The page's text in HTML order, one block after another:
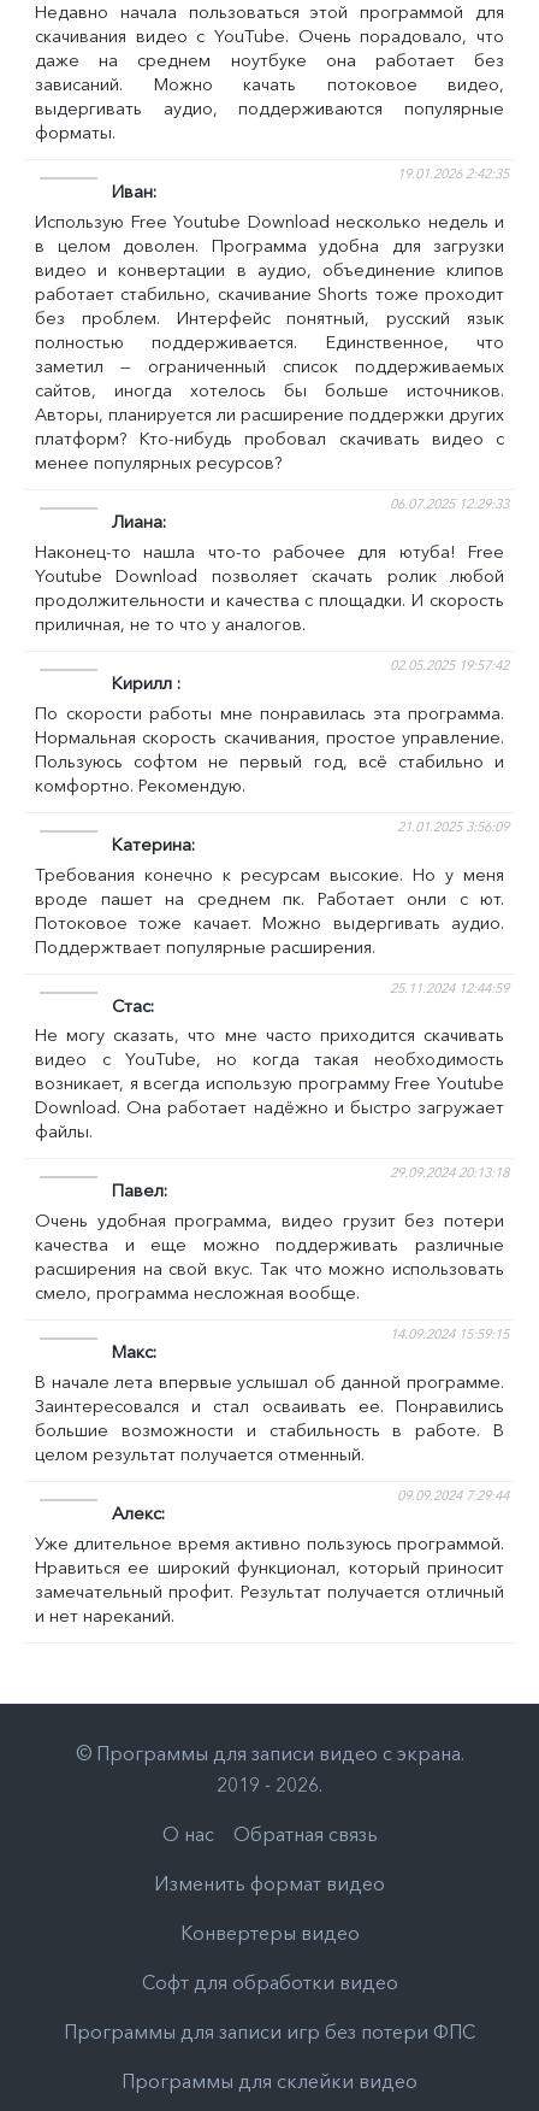
Недавно начала пользоваться этой программой для
скачивания видео с YouTube. Очень порадовало, что
даже на среднем ноутбуке она работает без
зависаний. Можно качать потоковое видео,
выдергивать аудио, поддерживаются популярные
форматы.
Иван
19.01.2026 2:42:35
Использую Free Youtube Download несколько недель и
в целом доволен. Программа удобна для загрузки
видео и конвертации в аудио, объединение клипов
работает стабильно, скачивание Shorts тоже проходит
без проблем. Интерфейс понятный, русский язык
полностью поддерживается. Единственное, что
заметил — ограниченный список поддерживаемых
сайтов, иногда хотелось бы больше источников.
Авторы, планируется ли расширение поддержки других
платформ? Кто-нибудь пробовал скачивать видео с
менее популярных ресурсов?
Лиана
06.07.2025 12:29:33
Наконец-то нашла что-то рабочее для ютуба! Free
Youtube Download позволяет скачать ролик любой
продолжительности и качества с площадки. И скорость
приличная, не то что у аналогов.
Кирилл
02.05.2025 19:57:42
По скорости работы мне понравилась эта программа.
Нормальная скорость скачивания, простое управление.
Пользуюсь софтом не первый год, всё стабильно и
комфортно. Рекомендую.
Катерина
21.01.2025 3:56:09
Требования конечно к ресурсам высокие. Но у меня
вроде пашет на среднем пк. Работает онли с ют.
Потоковое тоже качает. Можно выдергивать аудио.
Поддержтвает популярные расширения.
Стас
25.11.2024 12:44:59
Не могу сказать, что мне часто приходится скачивать
видео с YouTube, но когда такая необходимость
возникает, я всегда использую программу Free Youtube
Download. Она работает надёжно и быстро загружает
файлы.
Павел
29.09.2024 20:13:18
Очень удобная программа, видео грузит без потери
качества и еще можно поддерживать различные
расширения на свой вкус. Так что можно использовать
смело, программа несложная вообще.
Макс
14.09.2024 15:59:15
В начале лета впервые услышал об данной программе.
Заинтересовался и стал осваивать ее. Понравились
большие возможности и стабильность в работе. В
целом результат получается отменный.
Алекс
09.09.2024 7:29:44
Уже длительное время активно пользуюсь программой.
Нравиться ее широкий функционал, который приносит
замечательный профит. Результат получается отличный
и нет нареканий.
© Программы для записи видео с экрана.
2019 - 2026.
О нас Обратная связь
Изменить формат видео
Конвертеры видео
Софт для обработки видео
Программы для записи игр без потери ФПС
Программы для склейки видео